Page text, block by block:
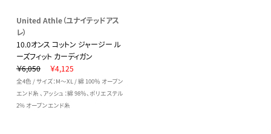
United Athle（ユナイテッドアス
レ）
10.0オンス コットン ジャージー ル
ーズフィット カーディガン
￥6,050
￥4,125
全4色 / サイズ：M～XL / 綿 100％ オープン
エンド糸 、アッシュ：綿 98％、ポリエステル
2% オープンエンド糸